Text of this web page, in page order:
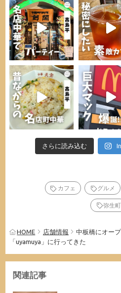
さらに読み込む
カフェ グルメ
弥生町
HOME 店舗情報
中板橋にオー
「uyamuya」に行ってきた
関連記事